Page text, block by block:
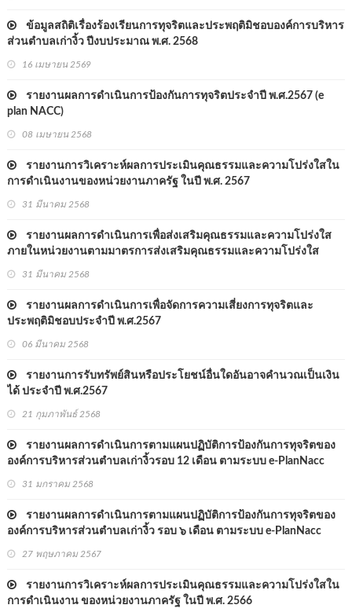
ข้อมูลสถิติเรื่องร้องเรียนการทุจริตและประพฤติมิชอบองค์การบริหาร
ส่วนตำบลเก่างิ้ว ปีงบประมาณ พ.ศ. 2568
16 เมษายน 2569
รายงานผลการดำเนินการป้องกันการทุจริตประจำปี พ.ศ.2567 (e
plan NACC)
08 เมษายน 2568
รายงานการวิเคราะห์ผลการประเมินคุณธรรมและความโปร่งใสใน
การดำเนินงานของหน่วยงานภาครัฐ ในปี พ.ศ. 2567
31 มีนาคม 2568
รายงานผลการดำเนินการเพื่อส่งเสริมคุณธรรมและความโปร่งใส
ภายในหน่วยงานตามมาตรการส่งเสริมคุณธรรมและความโปร่งใส
ภายในหน่วยงานประจำปีงบประมาณ พ.ศ. 2567
31 มีนาคม 2568
รายงานผลการดำเนินการเพื่อจัดการความเสี่ยงการทุจริตและ
ประพฤติมิชอบประจำปี พ.ศ.2567
06 มีนาคม 2568
รายงานการรับทรัพย์สินหรือประโยชน์อื่นใดอันอาจคำนวณเป็นเงิน
ได้ ประจำปี พ.ศ.2567
21 กุมภาพันธ์ 2568
รายงานผลการดำเนินการตามแผนปฏิบัติการป้องกันการทุจริตของ
องค์การบริหารส่วนตำบลเก่างิ้วรอบ 12 เดือน ตามระบบ e-PlanNacc
31 มกราคม 2568
รายงานผลการดำเนินการตามแผนปฏิบัติการป้องกันการทุจริตของ
องค์การบริหารส่วนตำบลเก่างิ้ว รอบ ๖ เดือน ตามระบบ e-PlanNacc
27 พฤษภาคม 2567
รายงานการวิเคราะห์ผลการประเมินคุณธรรมและความโปร่งใสใน
การดำเนินงาน ของหน่วยงานภาครัฐ ในปี พ.ศ. 2566